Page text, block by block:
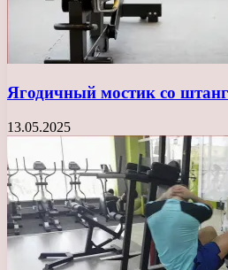
Ягодичный мостик со
13.05.2025